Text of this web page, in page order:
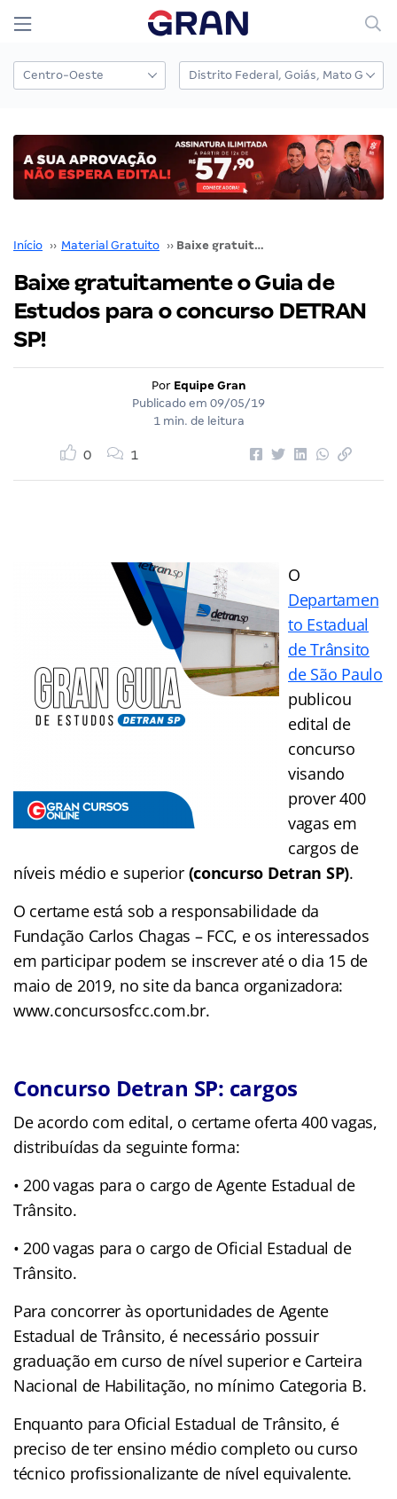
Início ›› Material Gratuito ›› Baixe gratuitamente o Guia de Estudos para o concurso DETRAN SP!
Baixe gratuitamente o Guia de
Estudos para o concurso DETRAN
SP!
Por Equipe Gran
Publicado em 09/05/19
1 min. de leitura
0 1
O
Departamen
to Estadual
de Trânsito
de São Paulo
publicou
edital de
concurso
visando
prover 400
vagas em
cargos de
níveis médio e superior (concurso Detran SP).
O certame está sob a responsabilidade da
Fundação Carlos Chagas – FCC, e os interessados
em participar podem se inscrever até o dia 15 de
maio de 2019, no site da banca organizadora:
www.concursosfcc.com.br.
Concurso Detran SP: cargos
De acordo com edital, o certame oferta 400 vagas,
distribuídas da seguinte forma:
• 200 vagas para o cargo de Agente Estadual de
Trânsito.
• 200 vagas para o cargo de Oficial Estadual de
Trânsito.
Para concorrer às oportunidades de Agente
Estadual de Trânsito, é necessário possuir
graduação em curso de nível superior e Carteira
Nacional de Habilitação, no mínimo Categoria B.
Enquanto para Oficial Estadual de Trânsito, é
preciso de ter ensino médio completo ou curso
técnico profissionalizante de nível equivalente.